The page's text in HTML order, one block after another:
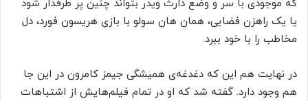
که موجودی با سر و وضع دارث ویدر بتواند چنین پر طرفدار شود
یا یک راهزن فضایی، همان هان سولو با بازی هریسون فورد، دل
مخاطب را با خود ببرد.
در نهایت هم این که دغدغه‌ی همیشگی جیمز کامرون در این جا
هم وجود دارد. گفته شد که او در تمام فیلم‌هایش از اشتباهات